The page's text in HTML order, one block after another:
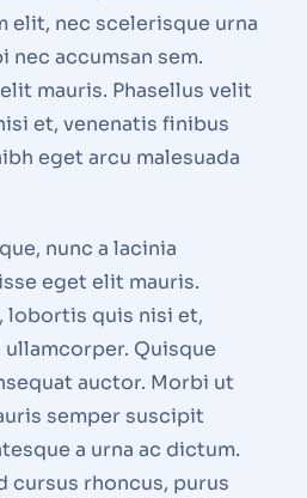
elit, nec scelerisque urna
nec accumsan sem.
mauris. Phasellus velit
et, venenatis finibus
eget arcu malesuada
nunc a lacinia
eget elit mauris.
lobortis quis nisi et,
Quisque
auctor. Morbi ut
semper suscipit
a urna ac dictum.
cursus rhoncus, purus